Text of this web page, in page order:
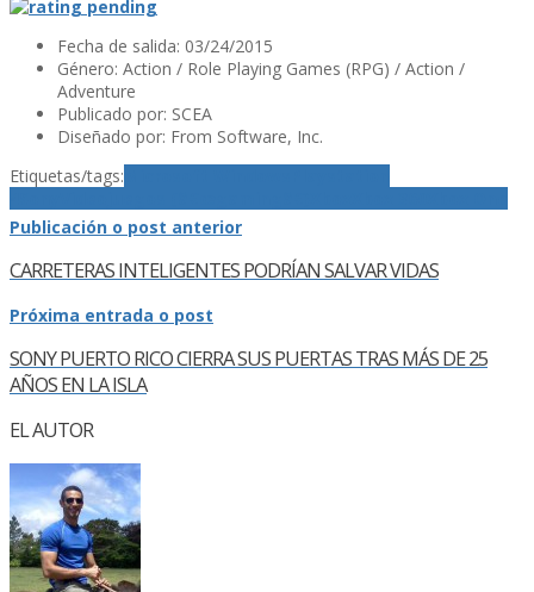
Fecha de salida: 03/24/2015
Género: Action / Role Playing Games (RPG) / Action /
Adventure
Publicado por: SCEA
Diseñado por: From Software, Inc.
Etiquetas/tags:
Publicación o post anterior
CARRETERAS INTELIGENTES PODRÍ­AN SALVAR VIDAS
Próxima entrada o post
SONY PUERTO RICO CIERRA SUS PUERTAS TRAS MÁS DE 25
AÑOS EN LA ISLA
EL AUTOR